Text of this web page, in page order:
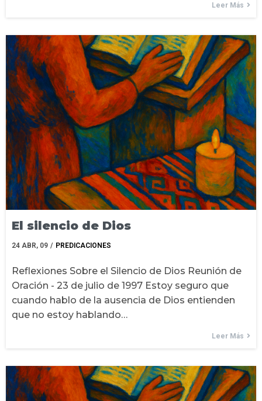
Leer Más
El silencio de Dios
24 ABR, 09 / PREDICACIONES
Reflexiones Sobre el Silencio de Dios Reunión de
Oración - 23 de julio de 1997 Estoy seguro que
cuando hablo de la ausencia de Dios entienden
que no estoy hablando…
Leer Más